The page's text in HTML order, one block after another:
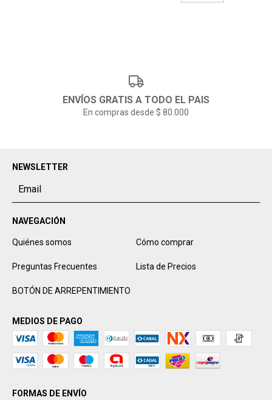
ENVÍOS GRATIS A TODO EL PAIS
En compras desde $ 80.000
NEWSLETTER
NAVEGACIÓN
Quiénes somos Cómo comprar
Preguntas Frecuentes Lista de Precios
BOTÓN DE ARREPENTIMIENTO
MEDIOS DE PAGO
FORMAS DE ENVÍO